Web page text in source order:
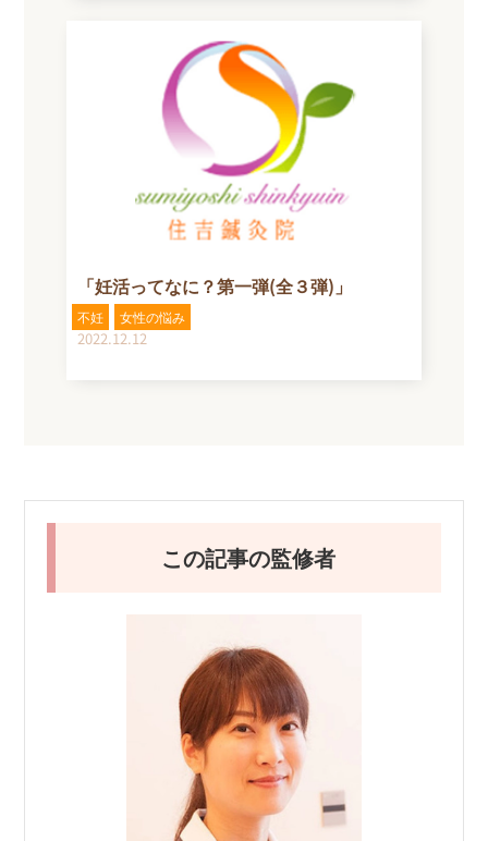
「妊活ってなに？第一弾(全３弾)」
不妊 女性の悩み
2022.12.12
この記事の監修者